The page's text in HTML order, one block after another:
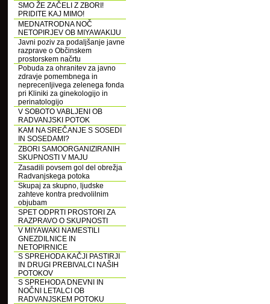
SMO ŽE ZAČELI Z ZBORI!
PRIDITE KAJ MIMO!
MEDNATRODNA NOČ
NETOPIRJEV OB MIYAWAKIJU
Javni poziv za podaljšanje javne
razprave o Občinskem
prostorskem načrtu
Pobuda za ohranitev za javno
zdravje pomembnega in
neprecenljivega zelenega fonda
pri Kliniki za ginekologijo in
perinatologijo
V SOBOTO VABLJENI OB
RADVANJSKI POTOK
KAM NA SREČANJE S SOSEDI
IN SOSEDAMI?
ZBORI SAMOORGANIZIRANIH
SKUPNOSTI V MAJU
Zasadili povsem gol del obrežja
Radvanjskega potoka
Skupaj za skupno, ljudske
zahteve kontra predvolilnim
objubam
SPET ODPRTI PROSTORI ZA
RAZPRAVO O SKUPNOSTI
V MIYAWAKI NAMESTILI
GNEZDILNICE IN
NETOPIRNICE
S SPREHODA KAČJI PASTIRJI
IN DRUGI PREBIVALCI NAŠIH
POTOKOV
S SPREHODA DNEVNI IN
NOČNI LETALCI OB
RADVANJSKEM POTOKU